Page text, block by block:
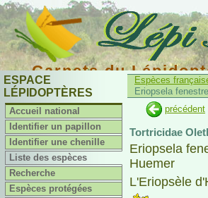
Carnets du
ESPACE
LÉPIDOPTÈRES
Accueil national
Identifier un papillon
Identifier une chenille
Liste des espèces
Recherche
Espèces protégées
Espèces
Eriopsela
précédent
Tortricidae
Eriopsela
Huemer
L'Eriopsèle